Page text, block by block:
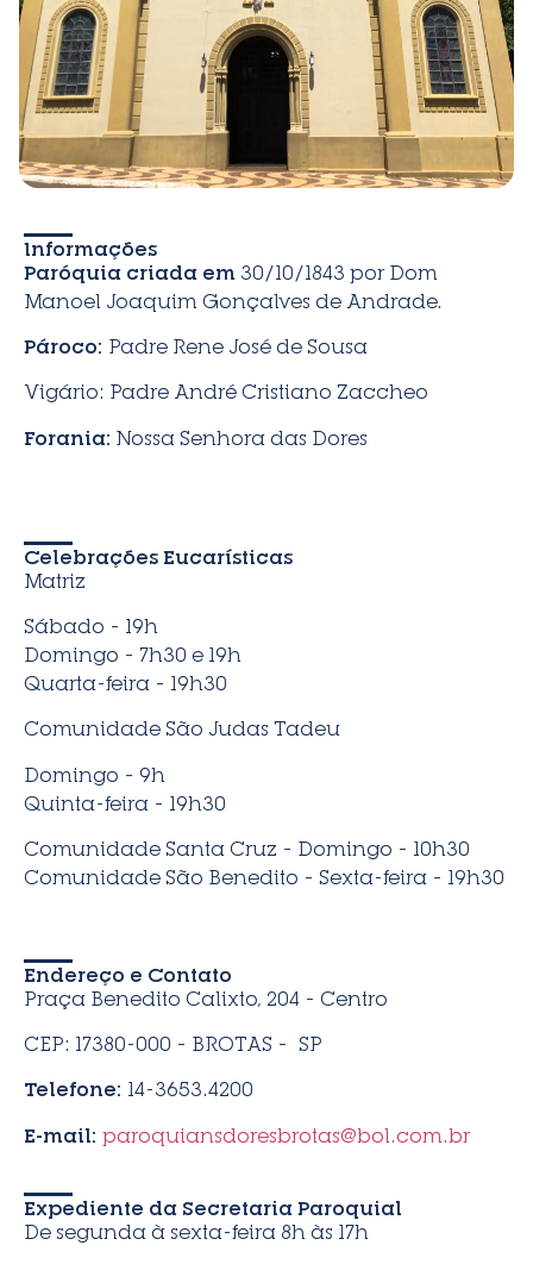
Informações
Paróquia criada em 30/10/1843 por Dom
Manoel Joaquim Gonçalves de Andrade.
Pároco: Padre Rene José de Sousa
Vigário: Padre André Cristiano Zaccheo
Forania: Nossa Senhora das Dores
Celebrações Eucarísticas
Matriz
Sábado – 19h
Domingo – 7h30 e 19h
Quarta-feira – 19h30
Comunidade São Judas Tadeu
Domingo – 9h
Quinta-feira – 19h30
Comunidade Santa Cruz – Domingo – 10h30
Comunidade São Benedito – Sexta-feira – 19h30
Endereço e Contato
Praça Benedito Calixto, 204 – Centro
CEP: 17380-000 – BROTAS – SP
Telefone: 14-3653.4200
E-mail: paroquiansdoresbrotas@bol.com.br
Expediente da Secretaria Paroquial
De segunda à sexta-feira 8h às 17h